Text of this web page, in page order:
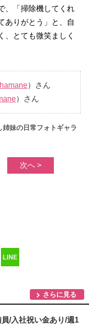
、「掃除機してくれ
ありがとう」と、自
、とても微笑ましく
）さん
）さん
姉妹の日常フォトギャラ
次へ >
さらに見る
/入社祝い金あり/週1